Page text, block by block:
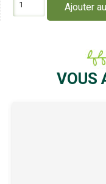
Ajouter
VOUS